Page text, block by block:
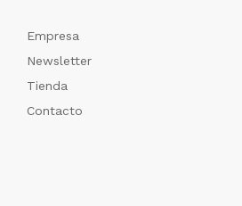
Empresa
Newsletter
Tienda
Contacto